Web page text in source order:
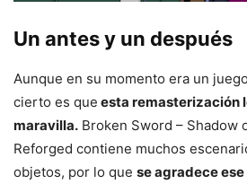
Un antes y un después
Aunque en su momento era un
cierto es que esta remasterización
maravilla. Broken Sword – Shadow
Reforged contiene muchos
objetos, por lo que se agradece